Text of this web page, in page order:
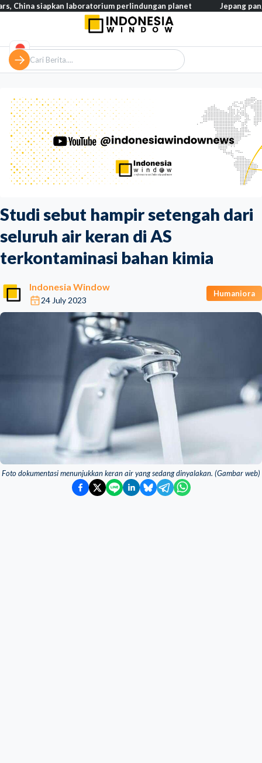
Studi sebut hampir setengah dari
seluruh air keran di AS
terkontaminasi bahan kimia
Indonesia Window
24 July 2023
Humaniora
Foto dokumentasi menunjukkan keran air yang sedang dinyalakan. (Gambar web)
siapkan laboratorium perlindungan planet Jepang pangkas